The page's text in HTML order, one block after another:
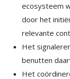
ecosysteem
door het
relevante
Het
benutten
Het